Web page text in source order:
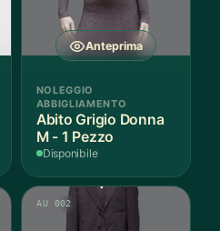
Anteprima
NOLEGGIO
ABBIGLIAMENTO
Abito Grigio Donna
M - 1 Pezzo
Disponibile
AU 002